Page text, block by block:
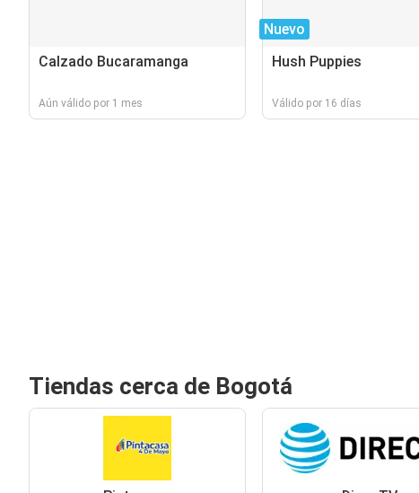
Calzado Bucaramanga
Aún válido por 1 mes
Nuevo
Hush Puppies
Válido por 16 días
Tiendas cerca de Bogotá